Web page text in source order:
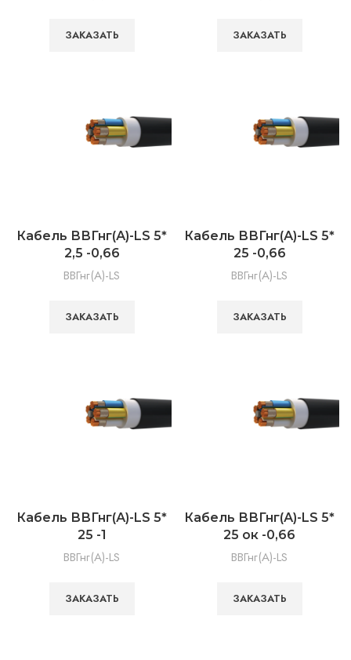
ЗАКАЗАТЬ ЗАКАЗАТЬ
Кабель ВВГнг(А)-LS 5*
2,5 -0,66
ВВГнг(А)-LS
ЗАКАЗАТЬ
Кабель ВВГнг(А)-LS 5*
25 -0,66
ВВГнг(А)-LS
ЗАКАЗАТЬ
Кабель ВВГнг(А)-LS 5*
25 -1
ВВГнг(А)-LS
ЗАКАЗАТЬ
Кабель ВВГнг(А)-LS 5*
25 ок -0,66
ВВГнг(А)-LS
ЗАКАЗАТЬ